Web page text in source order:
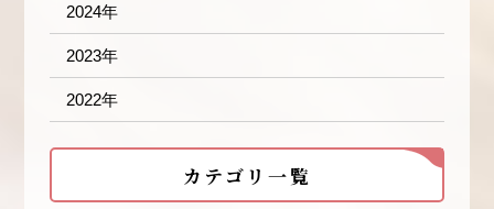
2024年
2023年
2022年
カテゴリ一覧